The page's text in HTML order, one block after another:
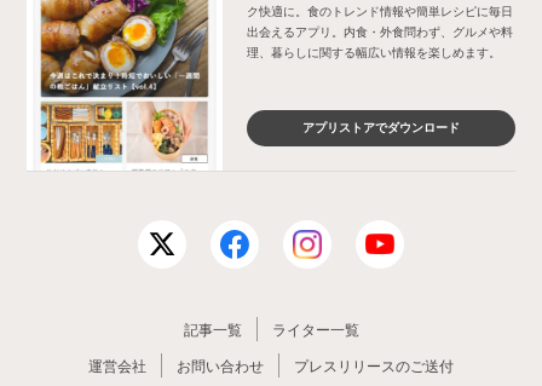
ク快適に。食のトレンド情報や簡単レシピに毎日
出会えるアプリ。内食・外食問わず、グルメや料
理、暮らしに関する幅広い情報を楽しめます。
アプリストアでダウンロード
記事一覧
ライター一覧
運営会社
お問い合わせ プレスリリースのご送付